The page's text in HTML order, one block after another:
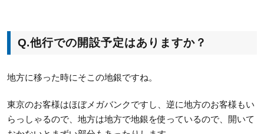
Q.他行での開設予定はありますか？
地方に移った時にそこの地銀ですね。
東京のお客様はほぼメガバンクですし、逆に地方のお客様もい
らっしゃるので、地方は地方で地銀を使っているので、開いて